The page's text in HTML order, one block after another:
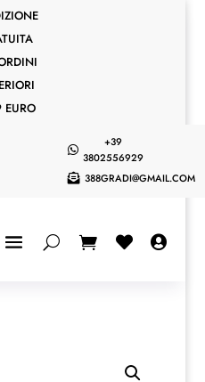

+39
3802556929
 388GRADI@GMAIL.COM
 